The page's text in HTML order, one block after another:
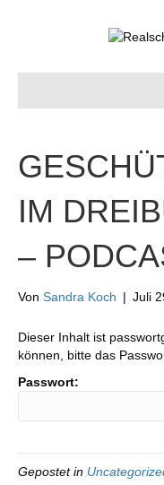
IM
–
Von Sandra Koch | Juli
Dieser Inhalt ist
können, bitte das
Passwort:
Gepostet in